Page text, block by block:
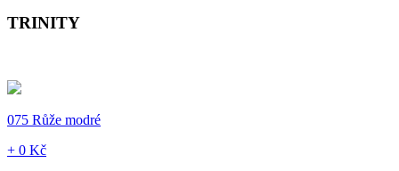
TRINITY
075 Růže modré
+ 0 Kč